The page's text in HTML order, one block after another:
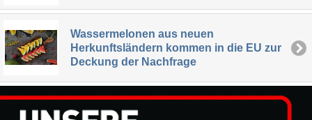
Wassermelonen aus neuen
Herkunftsländern kommen in die EU zur
Deckung der Nachfrage